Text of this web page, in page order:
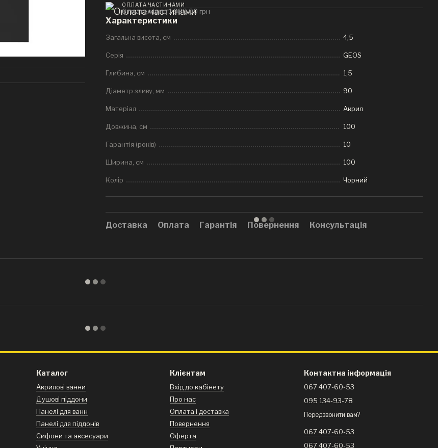
ОПЛАТА ЧАСТИНАМИ
6 платежів по 1 980.00 грн
Характеристики
Загальна висота, см 4,5
Серія GEOS
Глибина, см 1,5
Діаметр зливу, мм 90
Матеріал Акрил
Довжина, см 100
Гарантія (років) 10
Ширина, см 100
Колір Чорний
Доставка Оплата Гарантія Повернення Консультація
Каталог
Акрилові ванни
Душові піддони
Панелі для ванн
Панелі для піддонів
Сифони та аксесуари
Клієнтам
Вхід до кабінету
Про нас
Оплата і доставка
Повернення
Оферта
Контактна інформація
067 407-60-53
095 134-93-78
Передзвонити вам?
067 407-60-53
067 407-60-53